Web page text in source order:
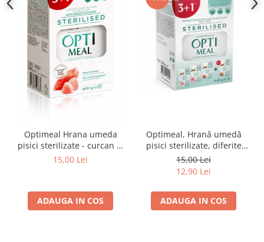
Optimeal Hrana umeda
pisici sterilizate - curcan si
pui in sos, set 3+1,
15,00 Lei
ADAUGA IN COS
Optimeal, Hrană umedă
pisici sterilizate, diferite
arome, (3+1), 0.34kg
15,00 Lei
12,90 Lei
ADAUGA IN COS